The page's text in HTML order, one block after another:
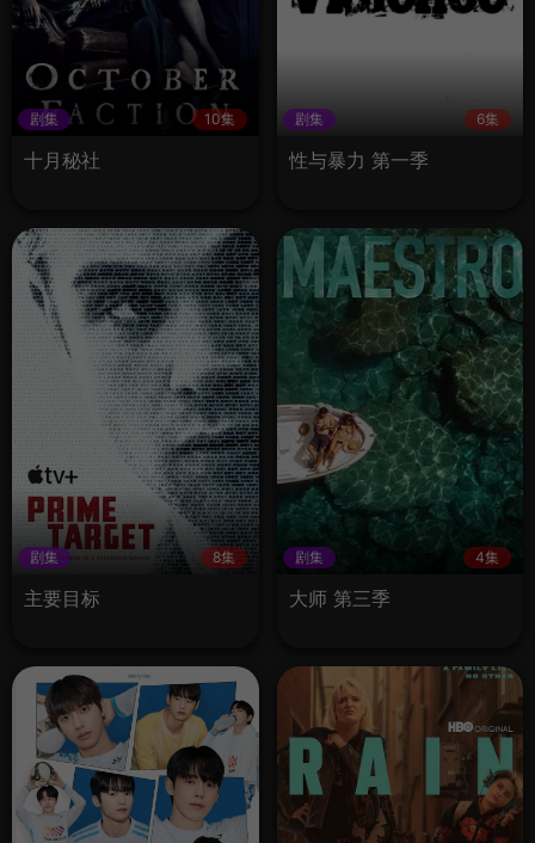
剧集 10集
十月秘社
剧集 6集
性与暴力 第一季
剧集 8集
主要目标
剧集 4集
大师 第三季